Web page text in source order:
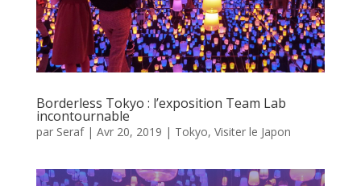
Borderless Tokyo : l’exposition Team Lab
incontournable
par Seraf| Avr 20, 2019 | Tokyo, Visiter le Japon